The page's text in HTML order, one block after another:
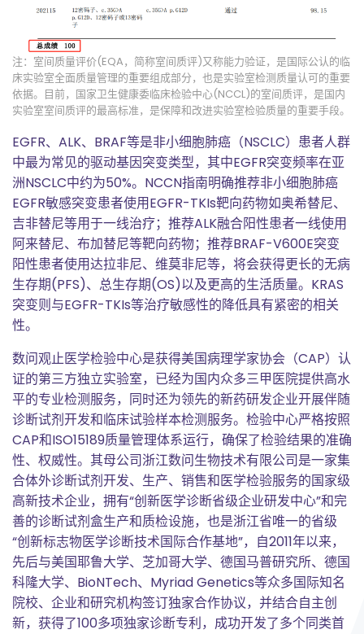
注：室间质量评价(EQA，简称室间质评)又称能力验证，是国际公认的临
床实验室全面质量管理的重要组成部分，也是实验室检测质量认可的重要
依据。目前，国家卫生健康委临床检验中心(NCCL)的室间质评，是国内
实验室室间质评的最高标准，是保障和改进实验室检验质量的重要手段。
EGFR、ALK、BRAF等是非小细胞肺癌（NSCLC）患者人群
中最为常见的驱动基因突变类型，其中EGFR突变频率在亚
洲NSCLC中约为50%。NCCN指南明确推荐非小细胞肺癌
EGFR敏感突变患者使用EGFR-TKIs靶向药物如奥希替尼、
吉非替尼等用于一线治疗；推荐ALK融合阳性患者一线使用
阿来替尼、布加替尼等靶向药物；推荐BRAF-V600E突变
阳性患者使用达拉非尼、维莫非尼等，将会获得更长的无病
生存期(PFS)、总生存期(OS)以及更高的生活质量。KRAS
突变则与EGFR-TKIs等治疗敏感性的降低具有紧密的相关
性。
数问观止医学检验中心是获得美国病理学家协会（CAP）认
证的第三方独立实验室，已经为国内众多三甲医院提供高水
平的专业检测服务，同时还为领先的新药研发企业开展伴随
诊断试剂开发和临床试验样本检测服务。检验中心严格按照
CAP和ISO15189质量管理体系运行，确保了检验结果的准确
性、权威性。其母公司浙江数问生物技术有限公司是一家集
合体外诊断试剂开发、生产、销售和医学检验服务的国家级
高新技术企业，拥有“创新医学诊断省级企业研发中心”和完
善的诊断试剂盒生产和质检设施，也是浙江省唯一的省级
“创新标志物医学诊断技术国际合作基地”，自2011年以来，
先后与美国耶鲁大学、芝加哥大学、德国马普研究所、德国
科隆大学、BioNTech、Myriad Genetics等众多国际知名
院校、企业和研究机构签订独家合作协议，并结合自主创
新，获得了100多项独家诊断专利，成功开发了多个同类首